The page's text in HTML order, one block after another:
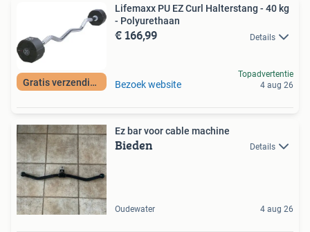
Gratis verzending
Lifemaxx PU EZ Curl Halterstang - 40 kg
- Polyurethaan
€ 166,99 Details
Bezoek website
Topadvertentie
4 aug 26
Ez bar voor cable machine
Bieden Details
Oudewater 4 aug 26